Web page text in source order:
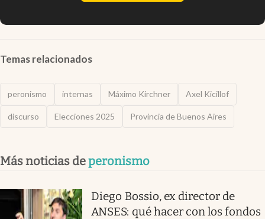
Temas relacionados
peronismo internas Máximo Kirchner Axel Kicillof
discurso Elecciones 2025 Provincia de Buenos Aires
Más noticias deperonismo
Diego Bossio, ex director de
ANSES: qué hacer con los fondos